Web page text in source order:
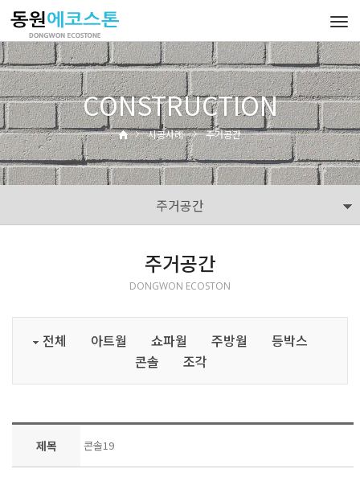
CONSTRUCTION
시공사례 주거공간
주거공간
주거공간
DONGWON ECOSTON
전체 아트월 쇼파월 주방월
등박스
콘솔
조각
제목 콘솔19